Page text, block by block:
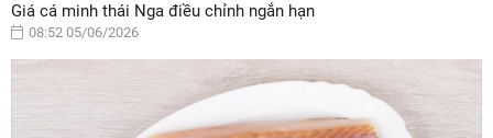
Giá cá minh thái Nga điều chỉnh ngắn hạn
08:52 05/06/2026